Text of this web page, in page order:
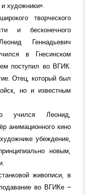
художники».
творческого
и бесконечного
Геннадьевич
в Гнесинском
поступил во ВГИК.
Отец, который был
но и известным
Леонид,
анимационного кино
убеждение,
новым,
живописи, в
во ВГИКе –